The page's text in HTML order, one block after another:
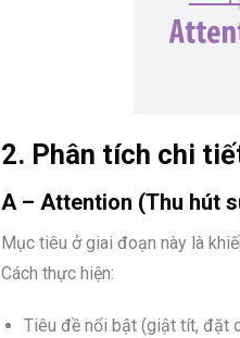
2. Phân tích chi
A – Attention (Thu hút
Mục tiêu ở giai đoạn này là
Cách thực hiện:
Tiêu đề nổi bật (giật tít, đặt